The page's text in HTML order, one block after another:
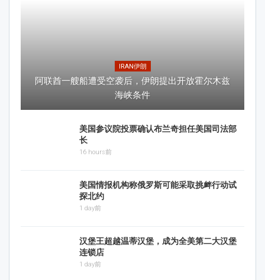
IRAN伊朗
阿联酋一艘船遭受空袭后，伊朗提出开放霍尔木兹
海峡条件
美国参议院投票确认布兰奇担任美国司法部
长
16 hours前
美国情报机构称俄罗斯可能采取挑衅行动试
探北约
1 day前
汉堡王超越温蒂汉堡，成为全美第二大汉堡
连锁店
1 day前